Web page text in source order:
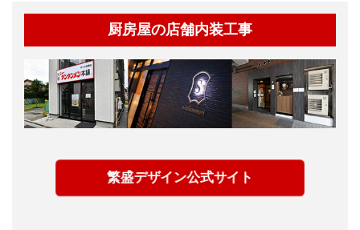
厨房屋の店舗内装工事
繁盛デザイン公式サイト